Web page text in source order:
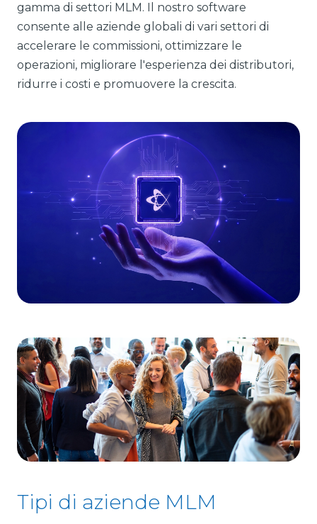
gamma di settori MLM. Il nostro software
consente alle aziende globali di vari settori di
accelerare le commissioni, ottimizzare le
operazioni, migliorare l'esperienza dei distributori,
ridurre i costi e promuovere la crescita.
Tipi di aziende MLM